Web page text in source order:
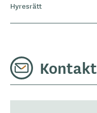
Hyresrätt
Kontakt